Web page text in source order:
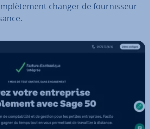
changer de four­nis­seur